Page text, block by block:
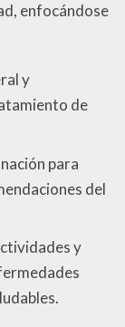
enfocándose
y
de
para
del
y